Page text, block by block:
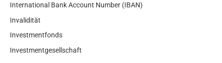
International Bank Account Number (IBAN)
Invalidität
Investmentfonds
Investmentgesellschaft